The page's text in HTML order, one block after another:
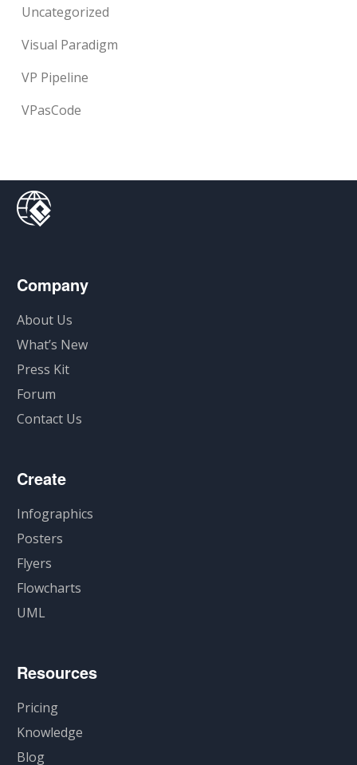
Uncategorized
Visual Paradigm
VP Pipeline
VPasCode
Company
About Us
What’s New
Press Kit
Forum
Contact Us
Create
Infographics
Posters
Flyers
Flowcharts
UML
Resources
Pricing
Knowledge
Blog